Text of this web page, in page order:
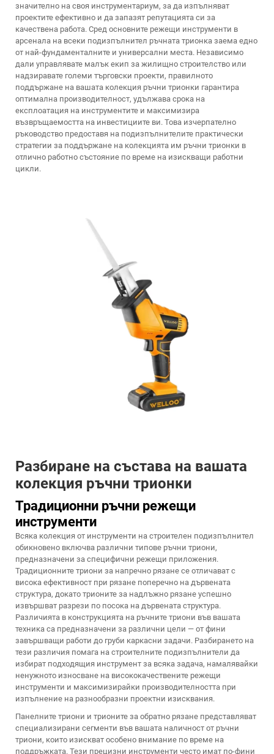
значително на своя инструментариум, за да изпълняват
проектите ефективно и да запазят репутацията си за
качествена работа. Сред основните режещи инструменти в
арсенала на всеки подизпълнител ръчната трионка заема едно
от най-фундаменталните и универсални места. Независимо
дали управлявате малък екип за жилищно строителство или
надзиравате големи търговски проекти, правилното
поддържане на вашата колекция ръчни трионки гарантира
оптимална производителност, удължава срока на
експлоатация на инструментите и максимизира
възвръщаемостта на инвестициите ви. Това изчерпателно
ръководство предоставя на подизпълнителите практически
стратегии за поддържане на колекцията им ръчни трионки в
отлично работно състояние по време на изискващи работни
цикли.
Разбиране на състава на вашата
колекция ръчни трионки
Традиционни ръчни режещи
инструменти
Всяка колекция от инструменти на строителен подизпълнител
обикновено включва различни типове ръчни триони,
предназначени за специфични режещи приложения.
Традиционните триони за напречно рязане се отличават с
висока ефективност при рязане поперечно на дървената
структура, докато трионите за надлъжно рязане успешно
извършват разрези по посока на дървената структура.
Различията в конструкцията на ръчните триони във вашата
техника са предназначени за различни цели — от фини
завършващи работи до груби каркасни задачи. Разбирането на
тези различия помага на строителните подизпълнители да
избират подходящия инструмент за всяка задача, намалявайки
ненужното износване на висококачествените режещи
инструменти и максимизирайки производителността при
изпълнение на разнообразни проектни изисквания.
Панелните триони и трионите за обратно рязане представляват
специализирани сегменти във вашата наличност от ръчни
триони, които изискват особено внимание по време на
поддръжката. Тези прецизни инструменти често имат по-фини